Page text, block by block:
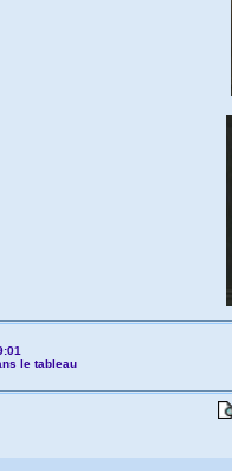
le tableau